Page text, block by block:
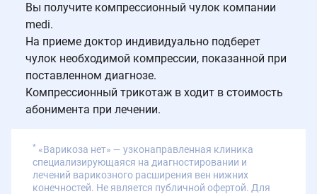
Вы получите компрессионный чулок компании
medi.
На приеме доктор индивидуально подберет
чулок необходимой компрессии, показанной при
поставленном диагнозе.
Компрессионный трикотаж в ходит в стоимость
абонимента при лечении.
* «Варикоза нет» — узконаправленная клиника
специализирующаяся на диагностировании и
лечений варикозного расширения вен нижних
конечностей. Не является публичной офертой. Для